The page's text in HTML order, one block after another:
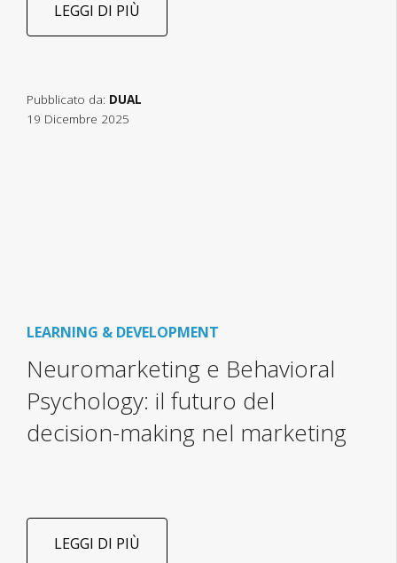
LEGGI DI PIÙ
Pubblicato da: DUAL
19 Dicembre 2025
LEARNING & DEVELOPMENT
Neuromarketing e Behavioral
Psychology: il futuro del
decision-making nel marketing
LEGGI DI PIÙ